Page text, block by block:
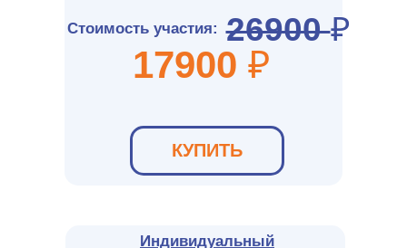
Стоимость участия: 26900₽
17900 ₽
КУПИТЬ
Индивидуальный